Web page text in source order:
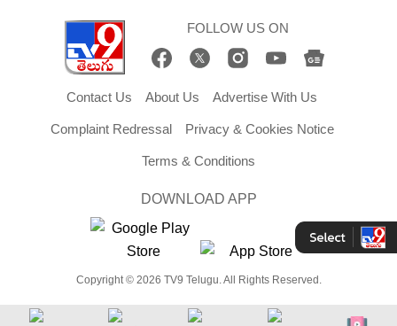
FOLLOW US ON
Contact Us About Us Advertise With Us
Complaint Redressal Privacy & Cookies Notice
Terms & Conditions
DOWNLOAD APP
Copyright © 2026 TV9 Telugu. All Rights Reserved.